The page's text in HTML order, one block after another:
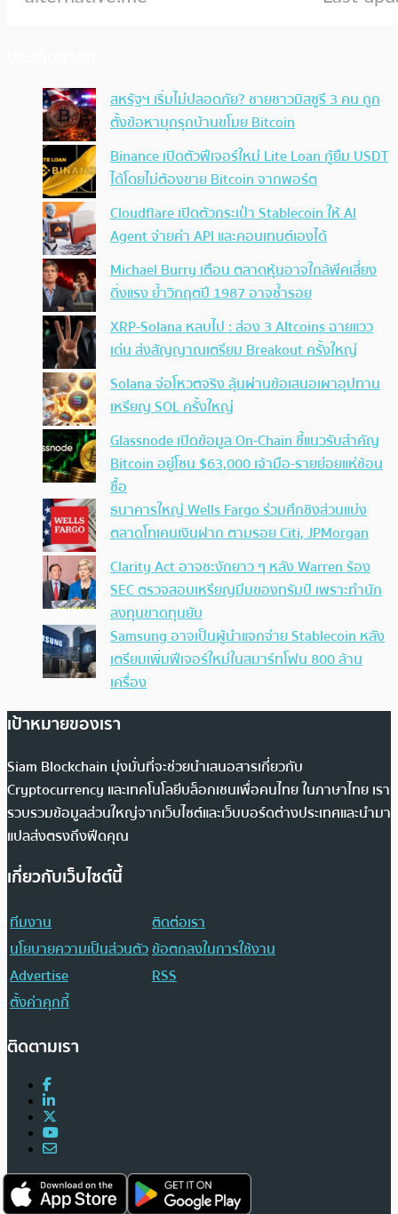
สหรัฐฯ เริ่มไม่ปลอดภัย? ชายชาวมิสซูรี 3 คน ถูก
ตั้งข้อหาบุกรุกบ้านขโมย Bitcoin
Binance เปิดตัวฟีเจอร์ใหม่ Lite Loan กู้ยืม USDT
ได้โดยไม่ต้องขาย Bitcoin จากพอร์ต
Cloudflare เปิดตัวกระเป๋า Stablecoin ให้ AI
Agent จ่ายค่า API และคอนเทนต์เองได้
Michael Burry เตือน ตลาดหุ้นอาจใกล้พีคเสี่ยง
ดิ่งแรง ย้ำวิกฤตปี 1987 อาจซ้ำรอย
XRP-Solana หลบไป : ส่อง 3 Altcoins ฉายแวว
เด่น ส่งสัญญาณเตรียม Breakout ครั้งใหญ่
Solana จ่อโหวตจริง ลุ้นผ่านข้อเสนอเผาอุปทาน
เหรียญ SOL ครั้งใหญ่
Glassnode เปิดข้อมูล On-Chain ชี้แนวรับสำคัญ
Bitcoin อยู่โซน $63,000 เจ้ามือ-รายย่อยแห่ช้อน
ซื้อ
ธนาคารใหญ่ Wells Fargo ร่วมศึกชิงส่วนแบ่ง
ตลาดโทเคนเงินฝาก ตามรอย Citi, JPMorgan
Clarity Act อาจชะงักยาว ๆ หลัง Warren ร้อง
SEC ตรวจสอบเหรียญมีมของทรัมป์ เพราะทำนัก
ลงทุนขาดทุนยับ
Samsung อาจเป็นผู้นำแจกจ่าย Stablecoin หลัง
เตรียมเพิ่มฟีเจอร์ใหม่ในสมาร์ทโฟน 800 ล้าน
เครื่อง
เป้าหมายของเรา
Siam Blockchain มุ่งมั่นที่จะช่วยนำเสนอสารเกี่ยวกับ
Cryptocurrency และเทคโนโลยีบล็อกเชนเพื่อคนไทย ในภาษาไทย เรา
รวบรวมข้อมูลส่วนใหญ่จากเว็บไซต์และเว็บบอร์ดต่างประเทศและนำมา
แปลส่งตรงถึงฟีดคุณ
เกี่ยวกับเว็บไซต์นี้
ทีมงาน
ติดต่อเรา
นโยบายความเป็นส่วนตัวข้อตกลงในการใช้งาน
Advertise
RSS
ตั้งค่าคุกกี้
ติดตามเรา